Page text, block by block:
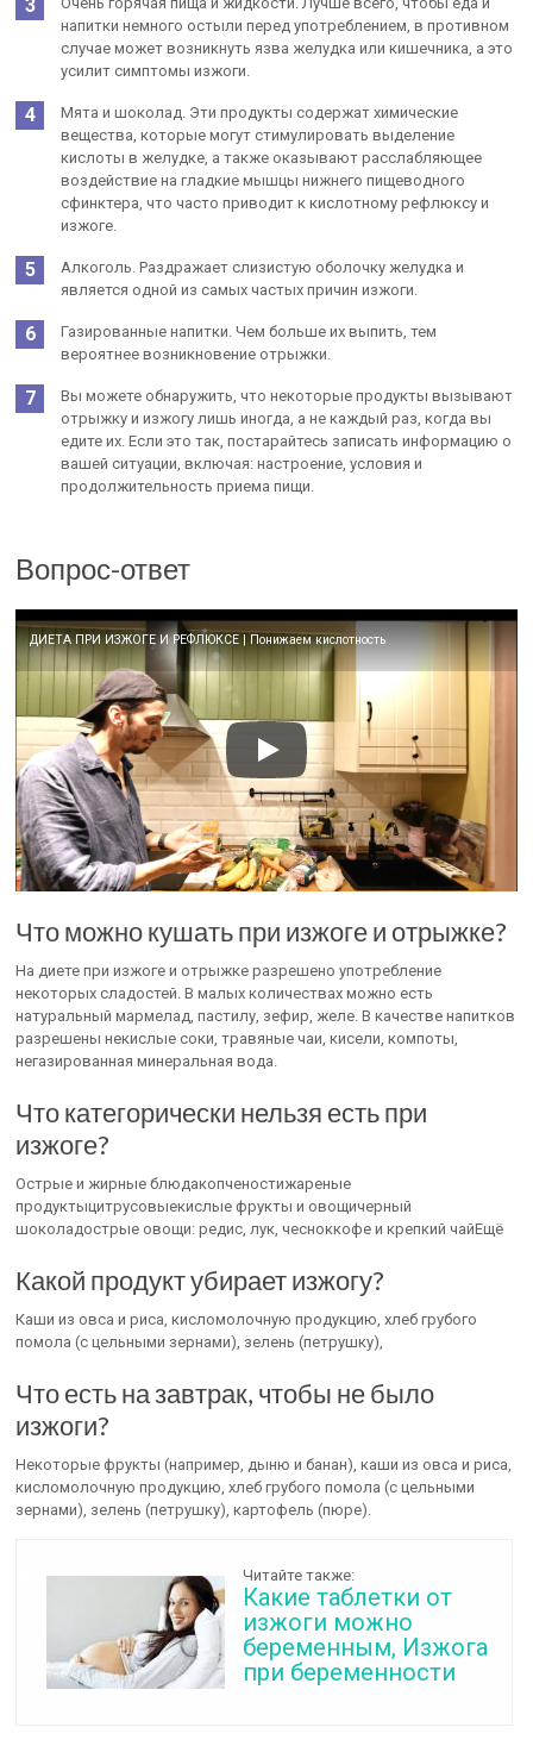
напитки немного остыли перед употреблением, в противном
случае может возникнуть язва желудка или кишечника, а это
усилит симптомы изжоги.
Мята и шоколад. Эти продукты содержат химические
вещества, которые могут стимулировать выделение
кислоты в желудке, а также оказывают расслабляющее
воздействие на гладкие мышцы нижнего пищеводного
сфинктера, что часто приводит к кислотному рефлюксу и
изжоге.
Алкоголь. Раздражает слизистую оболочку желудка и
является одной из самых частых причин изжоги.
Газированные напитки. Чем больше их выпить, тем
вероятнее возникновение отрыжки.
Вы можете обнаружить, что некоторые продукты вызывают
отрыжку и изжогу лишь иногда, а не каждый раз, когда вы
едите их. Если это так, постарайтесь записать информацию о
вашей ситуации, включая: настроение, условия и
продолжительность приема пищи.
Вопрос-ответ
ДИЕТА ПРИ ИЗЖОГЕ И РЕФЛЮКСЕ | Понижаем кислотность
Что можно кушать при изжоге и отрыжке?
На диете при изжоге и отрыжке разрешено употребление
некоторых сладостей. В малых количествах можно есть
натуральный мармелад, пастилу, зефир, желе. В качестве напитков
разрешены некислые соки, травяные чаи, кисели, компоты,
негазированная минеральная вода.
Что категорически нельзя есть при
изжоге?
Острые и жирные блюдакопченостижареные
продуктыцитрусовыекислые фрукты и овощичерный
шоколадострые овощи: редис, лук, чесноккофе и крепкий чайЕщё
Какой продукт убирает изжогу?
Каши из овса и риса, кисломолочную продукцию, хлеб грубого
помола (с цельными зернами), зелень (петрушку),
Что есть на завтрак, чтобы не было
изжоги?
Некоторые фрукты (например, дыню и банан), каши из овса и риса,
кисломолочную продукцию, хлеб грубого помола (с цельными
зернами), зелень (петрушку), картофель (пюре).
Читайте также:
Какие таблетки от
изжоги можно
беременным, Изжога
при беременности